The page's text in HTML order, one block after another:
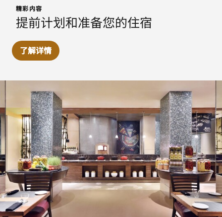
精彩内容
提前计划和准备您的住宿
了解详情